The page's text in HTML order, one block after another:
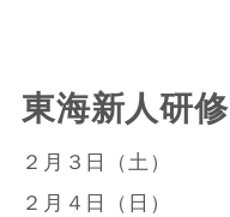
東海新人研修
２月３日（土）
２月４日（日）